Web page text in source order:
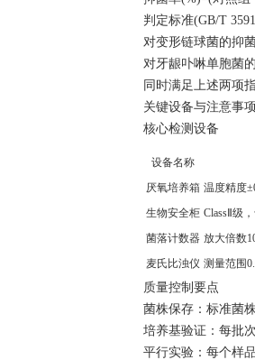
判定标准(GB/T
对变形链球菌的抑
对牙龈卟啉单胞菌
同时满足上述两项
关键设备与注意事项
核心检测设备
设备名称
厌氧培养箱 温度精度
生物安全柜 ClassⅡ级
菌落计数器 放大倍数
麦氏比浊仪 测量范围
质量控制要点
菌株保存：标准菌
培养基验证：每批
平行实验：每个样